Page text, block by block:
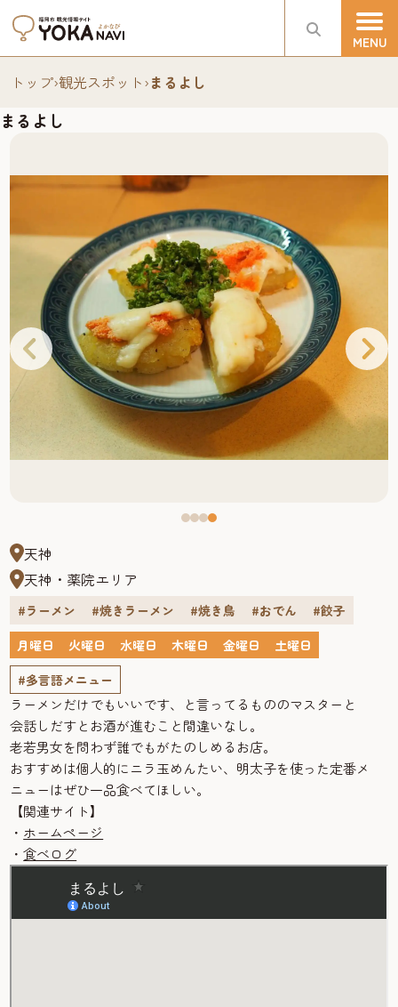
トップ›観光スポット›まるよし
まるよし
天神
天神・薬院エリア
#ラーメン #焼きラーメン #焼き鳥 #おでん
#餃子
月曜日
火曜日 水曜日 木曜日 金曜日
土曜日
#多言語メニュー
ラーメンだけでもいいです、と言ってるもののマスターと
会話しだすとお酒が進むこと間違いなし。
老若男女を問わず誰でもがたのしめるお店。
おすすめは個人的にニラ玉めんたい、明太子を使った定番メ
ニューはぜひ一品食べてほしい。
【関連サイト】
・ ホームページ
・食べログ